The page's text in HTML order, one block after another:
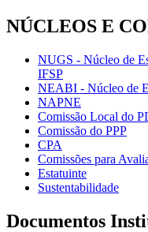
NÚCLEOS E
NUGS - Núcleo de
IFSP
NEABI - Núcleo de
NAPNE
Comissão Local do
Comissão do PPP
CPA
Comissões para
Estatuinte
Sustentabilidade
Documentos